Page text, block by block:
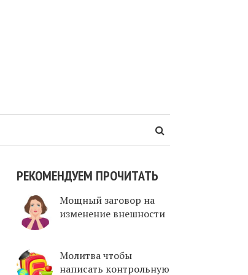
РЕКОМЕНДУЕМ ПРОЧИТАТЬ
Мощный заговор на
изменение внешности
Молитва чтобы
написать контрольную